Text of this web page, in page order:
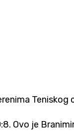
Teniskog
Ovo je